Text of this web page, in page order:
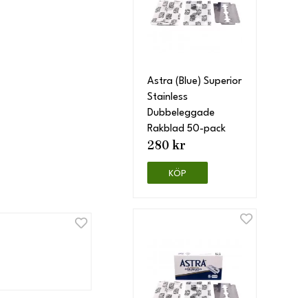
Astra (Blue) Superior
Stainless
Dubbeleggade
Rakblad 50-pack
280 kr
KÖP